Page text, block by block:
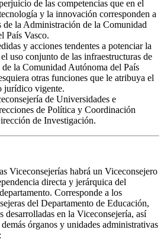
de las competencias que en el
y la innovación corresponden a
de la Administración de la Comunidad
País Vasco.
y acciones tendentes a potenciar la
uso conjunto de las infraestructuras de
la Comunidad Autónoma del País
otras funciones que le atribuya el
jurídico vigente.
de Universidades e
de Política y Coordinación
de Investigación.
Viceconsejerías habrá un Viceconsejero
directa y jerárquica del
Corresponde a los
del Departamento de Educación,
desarrolladas en la Viceconsejería, así
órganos y unidades administrativas